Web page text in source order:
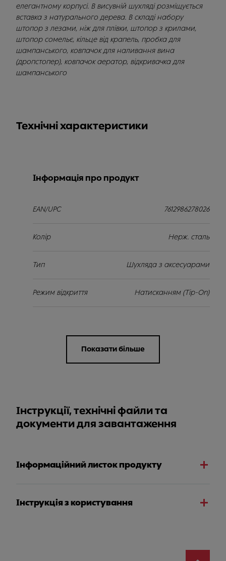
елегантному корпусі. В висувній шухляді розміщується
вставка з натурального дерева. В складі набору
штопор з лезами, ніж для плівки, штопор з крилами,
штопор сомельє, кільце від крапель, пробка для
шампанського, ковпачок для наливання вина
(дропстопер), ковпачок аератор, відкривачка для
шампанського
Технічні характеристики
Інформація про продукт
EAN/UPC 7612986278026
Колір Нерж. сталь
Тип Шухляда з аксесуарами
Режим відкриття Натисканням (Tip-On)
Показати більше
Інструкції, технічні файли та
документи для завантаження
Інформаційний листок продукту
Інструкція з користування